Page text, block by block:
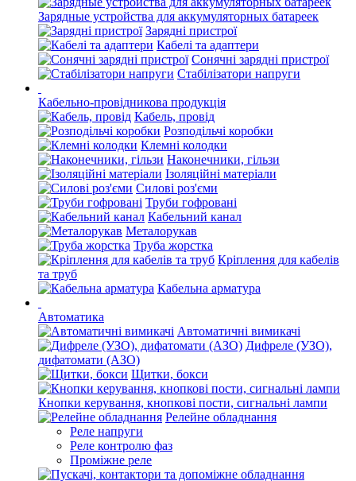
Зарядные устройства для аккумуляторных батареек
Зарядні пристрої
Кабелі та адаптери
Сонячні зарядні пристрої
Стабілізатори напруги
Кабельно-провідникова продукція
Кабель, провід
Розподільчі коробки
Клемні колодки
Наконечники, гільзи
Ізоляційні матеріали
Силові роз'єми
Труби гофровані
Кабельний канал
Металорукав
Труба жорстка
Кріплення для кабелів
та труб
Кабельна арматура
Автоматика
Автоматичні вимикачі
Дифреле (УЗО),
дифатомати (АЗО)
Щитки, бокси
Кнопки керування, кнопкові пости, сигнальні лампи
Релейне обладнання
Реле напруги
Реле контролю фаз
Проміжне реле